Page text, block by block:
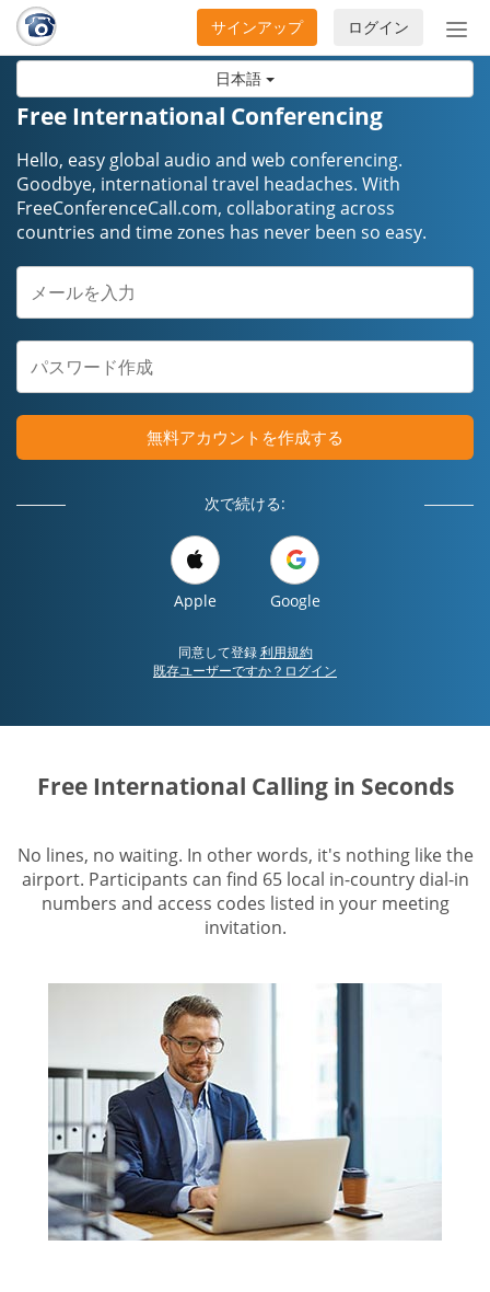
日本語
ナ
ビ
ログイン
サインアップ
Free International Conferencing
Hello, easy global audio and web conferencing.
Goodbye, international travel headaches. ​​​​​​​With
FreeConferenceCall.com, collaborating across
countries and time zones has never been so easy.
無料アカウントを作成する
次で続ける:
Apple Google
同意して登録利用規約
既存ユーザーですか？ログイン
Free International Calling in Seconds
No lines, no waiting. In other words, it's nothing like the
airport. Participants can find 65 local in-country dial-in
numbers and access codes listed in your meeting
invitation.